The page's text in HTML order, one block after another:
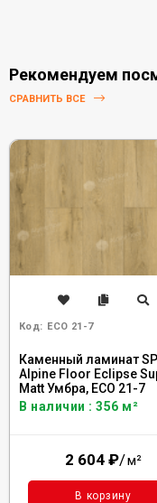
Рекомендуем
СРАВНИТЬ ВСЕ
Код: ECO 21-7
Каменный ламинат
Alpine Floor Eclipse
Matt Умбра, ЕСО 21-7
В наличии : 356 м²
2 604 ₽/м²
В корзину